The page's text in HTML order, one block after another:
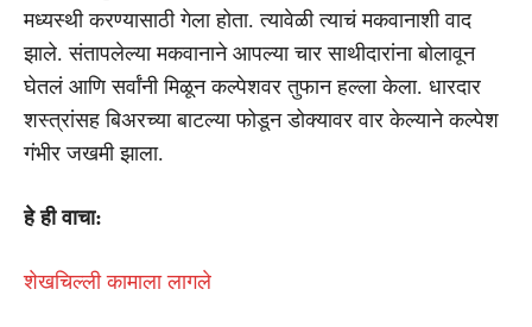
मध्यस्थी करण्यासाठी गेला होता. त्यावेळी त्याचं मकवानाशी वाद
झाले. संतापलेल्या मकवानाने आपल्या चार साथीदारांना बोलावून
घेतलं आणि सर्वांनी मिळून कल्पेशवर तुफान हल्ला केला. धारदार
शस्त्रांसह बिअरच्या बाटल्या फोडून डोक्यावर वार केल्याने कल्पेश
गंभीर जखमी झाला.
हे ही वाचा:
शेखचिल्ली कामाला लागले